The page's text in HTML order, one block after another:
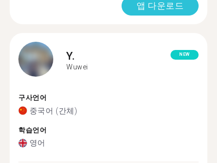
앱 다운로드
Y.
Wuwei
NEW
구사언어
중국어 (간체)
학습언어
영어